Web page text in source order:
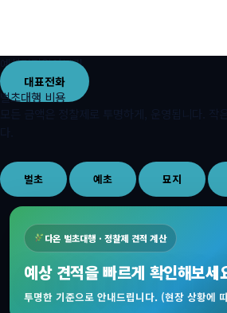
로
건
너
예상견적알아보기
대표전화
벌초대행 비용
벌초 예초 묘지
다온 벌초대행 · 정찰제 견적 계산
예상 견적을 빠르게 확인해보세
투명한 기준으로 안내드립니다. (현장 상황에